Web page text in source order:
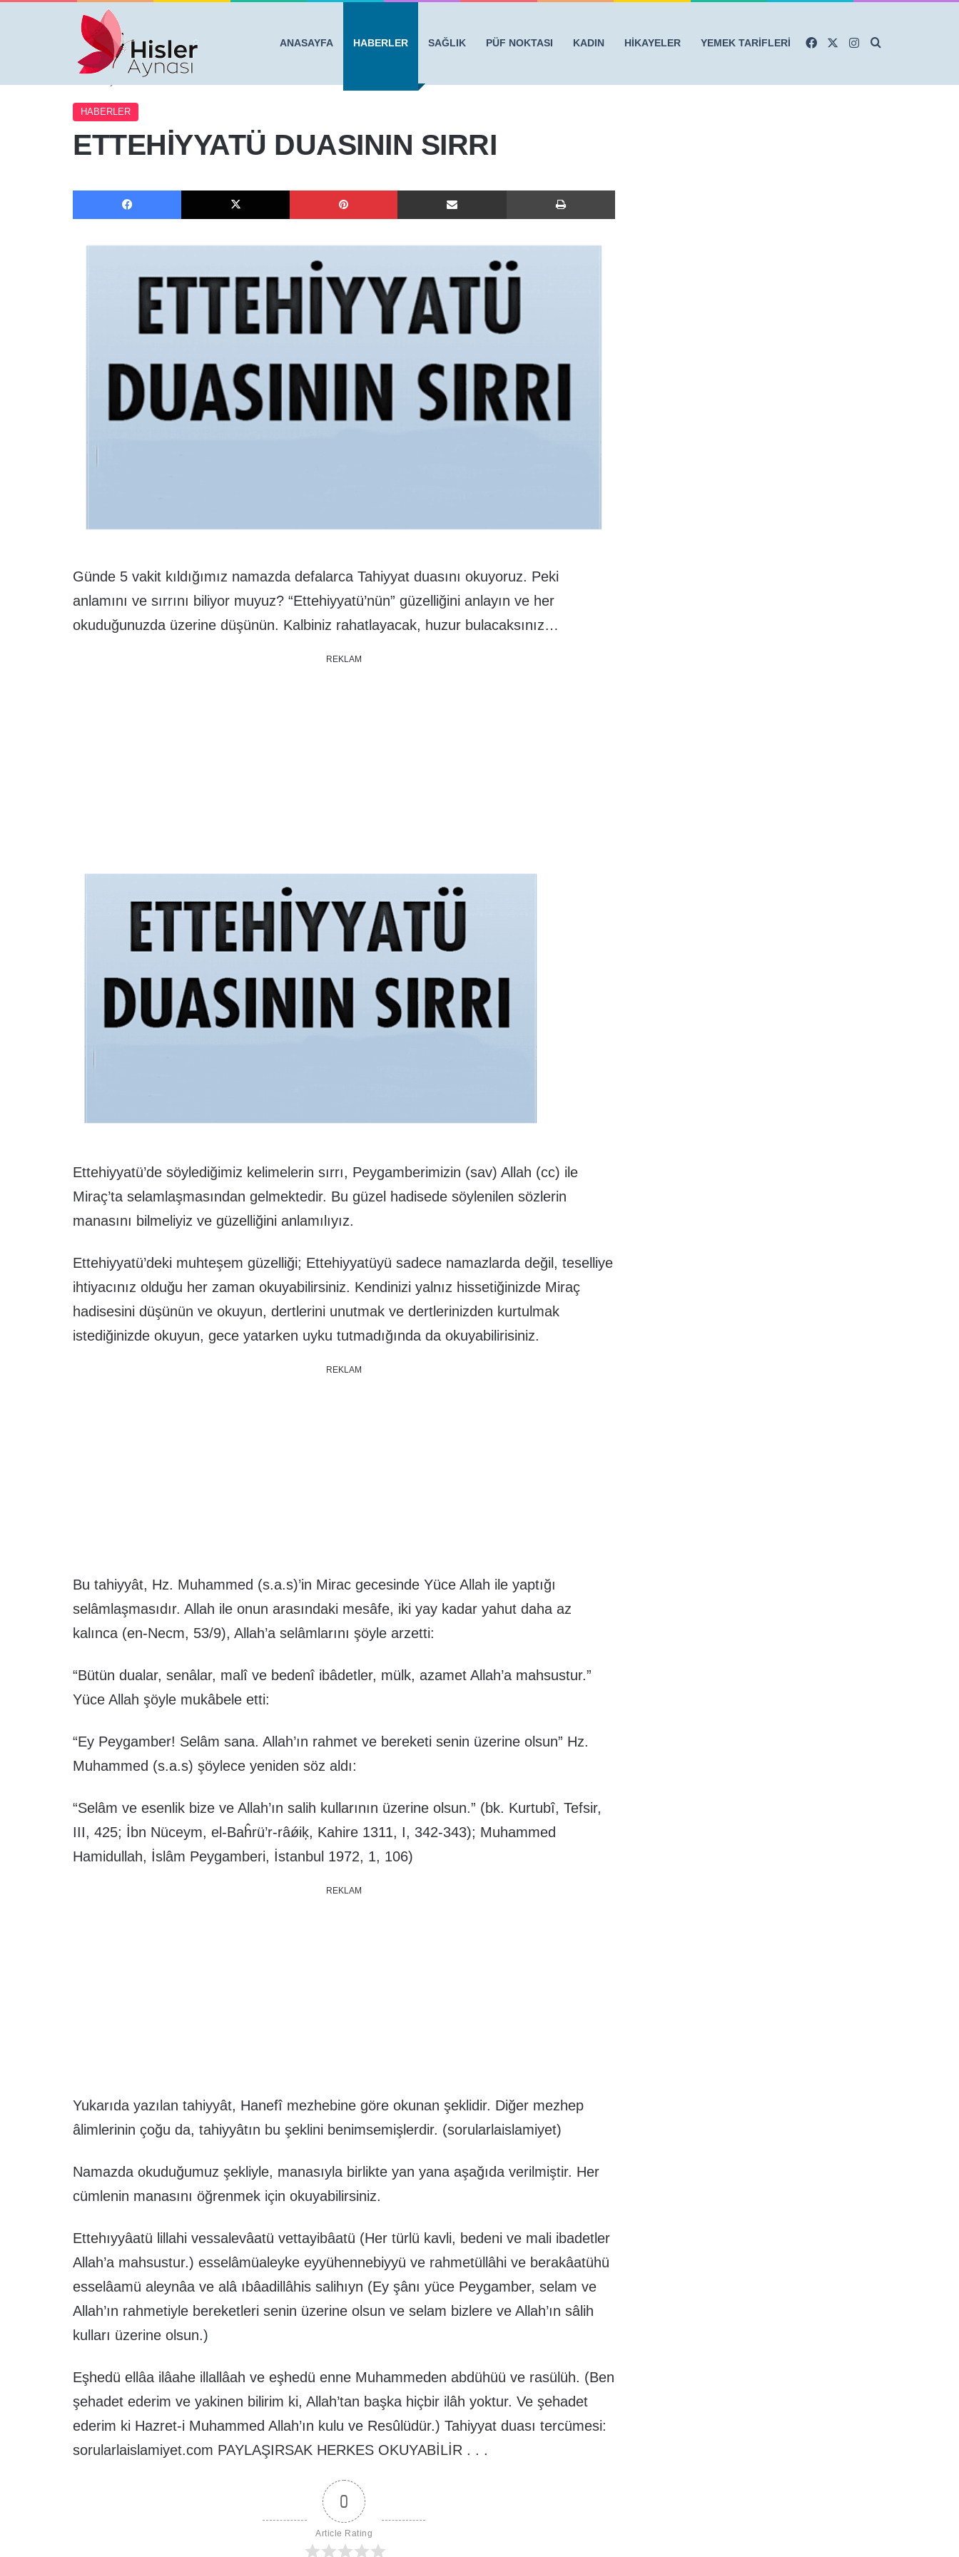
ANASAYFA HABERLER SAĞLIK PÜF NOKTASI KADIN HİKAYELER YEMEK TARİFLERİ FacebookInstagram
HABERLER
ETTEHİYYATÜ DUASININ SIRRI
Facebook X Pinterest E-Posta ile paylaş Yazdır
Günde 5 vakit kıldığımız namazda defalarca Tahiyyat duasını okuyoruz. Peki
anlamını ve sırrını biliyor muyuz? “Ettehiyyatü’nün” güzelliğini anlayın ve her
okuduğunuzda üzerine düşünün. Kalbiniz rahatlayacak, huzur bulacaksınız…
REKLAM
Ettehiyyatü’de söylediğimiz kelimelerin sırrı, Peygamberimizin (sav) Allah (cc) ile
Miraç’ta selamlaşmasından gelmektedir. Bu güzel hadisede söylenilen sözlerin
manasını bilmeliyiz ve güzelliğini anlamılıyız.
Ettehiyyatü’deki muhteşem güzelliği; Ettehiyyatüyü sadece namazlarda değil, teselliye
ihtiyacınız olduğu her zaman okuyabilirsiniz. Kendinizi yalnız hissetiğinizde Miraç
hadisesini düşünün ve okuyun, dertlerini unutmak ve dertlerinizden kurtulmak
istediğinizde okuyun, gece yatarken uyku tutmadığında da okuyabilirisiniz.
REKLAM
Bu tahiyyât, Hz. Muhammed (s.a.s)’in Mirac gecesinde Yüce Allah ile yaptığı
selâmlaşmasıdır. Allah ile onun arasındaki mesâfe, iki yay kadar yahut daha az
kalınca (en-Necm, 53/9), Allah’a selâmlarını şöyle arzetti:
“Bütün dualar, senâlar, malî ve bedenî ibâdetler, mülk, azamet Allah’a mahsustur.”
Yüce Allah şöyle mukâbele etti:
“Ey Peygamber! Selâm sana. Allah’ın rahmet ve bereketi senin üzerine olsun” Hz.
Muhammed (s.a.s) şöylece yeniden söz aldı:
“Selâm ve esenlik bize ve Allah’ın salih kullarının üzerine olsun.” (bk. Kurtubî, Tefsir,
III, 425; İbn Nüceym, el-Baĥrü’r-râǿiķ, Kahire 1311, I, 342-343); Muhammed
Hamidullah, İslâm Peygamberi, İstanbul 1972, 1, 106)
REKLAM
Yukarıda yazılan tahiyyât, Hanefî mezhebine göre okunan şeklidir. Diğer mezhep
âlimlerinin çoğu da, tahiyyâtın bu şeklini benimsemişlerdir. (sorularlaislamiyet)
Namazda okuduğumuz şekliyle, manasıyla birlikte yan yana aşağıda verilmiştir. Her
cümlenin manasını öğrenmek için okuyabilirsiniz.
Ettehıyyâatü lillahi vessalevâatü vettayibâatü (Her türlü kavli, bedeni ve mali ibadetler
Allah’a mahsustur.) esselâmüaleyke eyyühennebiyyü ve rahmetüllâhi ve berakâatühü
esselâamü aleynâa ve alâ ıbâadillâhis salihıyn (Ey şânı yüce Peygamber, selam ve
Allah’ın rahmetiyle bereketleri senin üzerine olsun ve selam bizlere ve Allah’ın sâlih
kulları üzerine olsun.)
Eşhedü ellâa ilâahe illallâah ve eşhedü enne Muhammeden abdühüü ve rasülüh. (Ben
şehadet ederim ve yakinen bilirim ki, Allah’tan başka hiçbir ilâh yoktur. Ve şehadet
ederim ki Hazret-i Muhammed Allah’ın kulu ve Resûlüdür.) Tahiyyat duası tercümesi:
sorularlaislamiyet.com PAYLAŞIRSAK HERKES OKUYABİLİR . . .
0
Article Rating